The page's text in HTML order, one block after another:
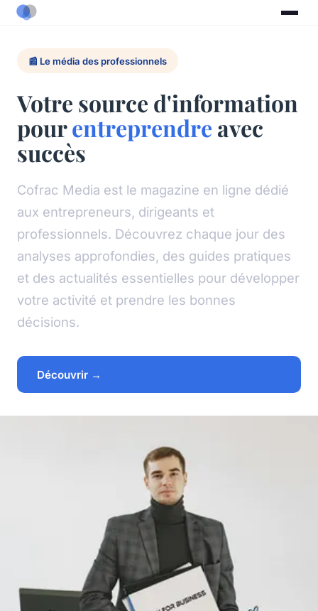
📰 Le média des professionnels
Votre source d'information
pourentreprendre avec
succès
Cofrac Media est le magazine en ligne dédié
aux entrepreneurs, dirigeants et
professionnels. Découvrez chaque jour des
analyses approfondies, des guides pratiques
et des actualités essentielles pour développer
votre activité et prendre les bonnes
décisions.
Découvrir →